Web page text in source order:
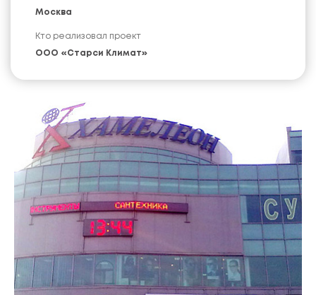
Москва
Кто реализовал проект
ООО «Старси Климат»